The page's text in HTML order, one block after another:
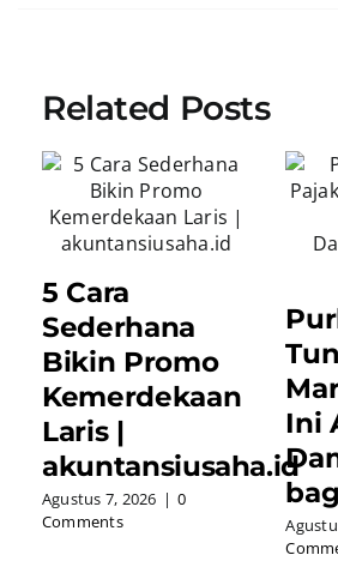
Related Posts
5 Cara
Sederhana
Bikin Promo
Kemerdekaan
Laris |
akuntansiusaha.id
Agustus 7, 2026 | 0
Comments
Ini